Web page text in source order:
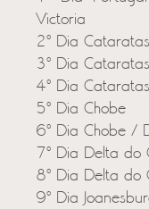
Victoria
2º Dia
3º Dia
4º Dia
5º Dia Chobe
6º Dia Chobe /
7º Dia Delta do
8º Dia Delta do
9º Dia